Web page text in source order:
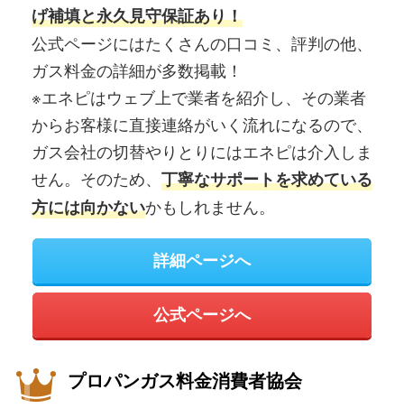
げ補填と永久見守保証あり！
公式ページにはたくさんの口コミ、評判の他、
ガス料金の詳細が多数掲載！
※エネピはウェブ上で業者を紹介し、その業者
からお客様に直接連絡がいく流れになるので、
ガス会社の切替やりとりにはエネピは介入しま
せん。そのため、 丁寧なサポートを求めている
方には向かないかもしれません。
詳細ページへ
公式ページへ
プロパンガス料金消費者協会